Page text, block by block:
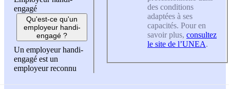
engagé
Qu'est-ce qu'un
employeur handi-
engagé ?
Un employeur handi-
engagé est un
employeur reconnu
des conditions
adaptées à ses
capacités. Pour en
savoir plus, consultez
le site de l’UNEA.